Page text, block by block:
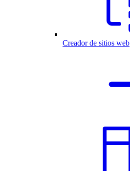
Creador de sitios web